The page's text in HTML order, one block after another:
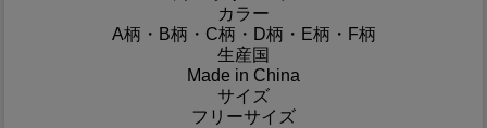
カラー
A柄・B柄・C柄・D柄・E柄・F柄
生産国
Made in China
サイズ
フリーサイズ